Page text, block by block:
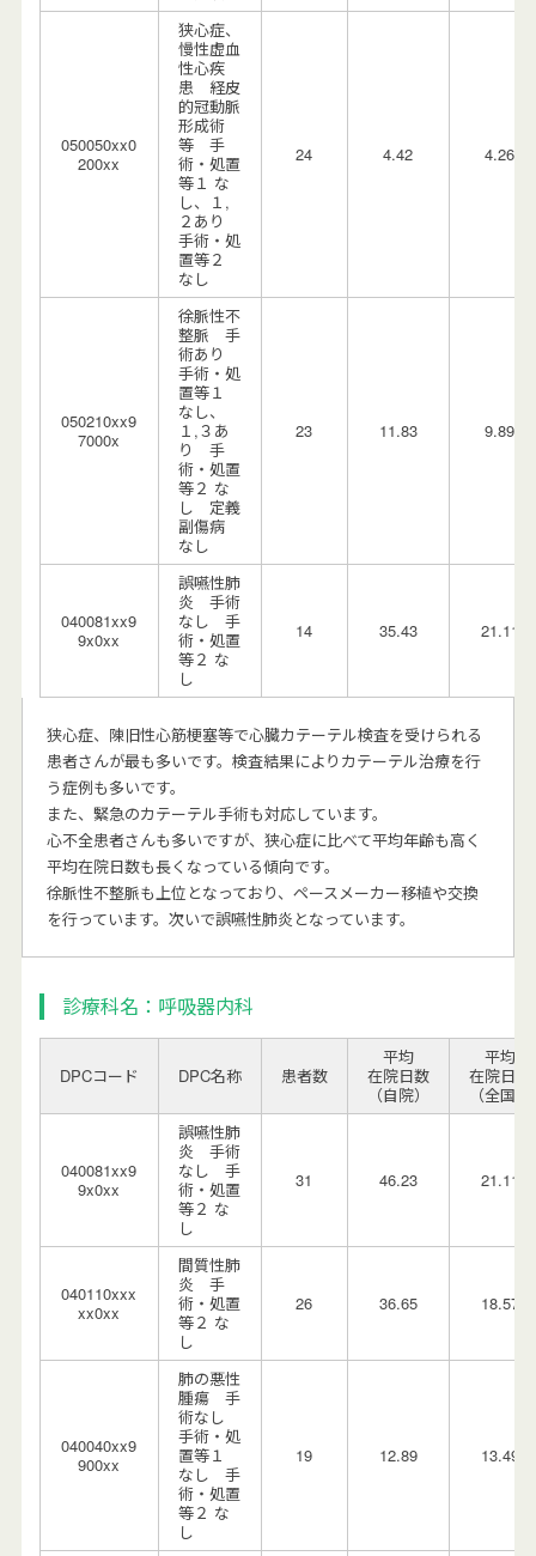
050050xx0
200xx
狭心症、
慢性虚血
性心疾
患 経皮
的冠動脈
形成術
等 手
術・処置
等１ な
し、１,
２あり
手術・処
置等２
なし
24 4.42 4.26
050210xx9
7000x
徐脈性不
整脈 手
術あり
手術・処
置等１
なし、
１,３あ
り 手
術・処置
等２ な
し 定義
副傷病
なし
23 11.83 9.89
040081xx9
9x0xx
誤嚥性肺
炎 手術
なし 手
術・処置
等２ な
し
14 35.43 21.11
狭心症、陳旧性心筋梗塞等で心臓カテーテル検査を受けられる
患者さんが最も多いです。検査結果によりカテーテル治療を行
う症例も多いです。
また、緊急のカテーテル手術も対応しています。
心不全患者さんも多いですが、狭心症に比べて平均年齢も高く
平均在院日数も長くなっている傾向です。
徐脈性不整脈も上位となっており、ペースメーカー移植や交換
を行っています。次いで誤嚥性肺炎となっています。
診療科名：呼吸器内科
DPCコード DPC名称 患者数
平均
在院日数
（自院）
平均
在院日数
（全国）
040081xx9
9x0xx
誤嚥性肺
炎 手術
なし 手
術・処置
等２ な
し
31 46.23 21.11
040110xxx
xx0xx
間質性肺
炎 手
術・処置
等２ な
し
26 36.65 18.57
040040xx9
900xx
肺の悪性
腫瘍 手
術なし
手術・処
置等１
なし 手
術・処置
等２ な
し
19 12.89 13.49